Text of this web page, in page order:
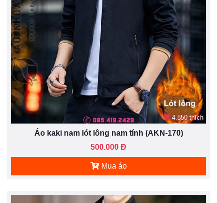
4.850 thích
Áo kaki nam lót lông nam tính (AKN-170)
500.000 Đ
Mua áo